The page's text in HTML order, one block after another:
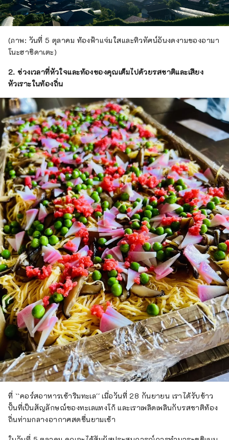
(ภาพ: วันที่ 5 ตุลาคม ท้องฟ้าแจ่มใสและทิวทัศน์อันงดงามของอามา
โนะฮาชิดาเตะ)
2. ช่วงเวลาที่หัวใจและท้องของคุณเต็มไปด้วยรสชาติและเสียง
หัวเราะในท้องถิ่น
ที่ ``คอร์สอาหารเช้าริมทะเล'' เมื่อวันที่ 28 กันยายน เราได้รับข้าว
ปั้นที่เป็นสัญลักษณ์ของทะเลแทงโก้ และเราเพลิดเพลินกับรสชาติท้อง
ถิ่นท่ามกลางอากาศสดชื่นยามเช้า